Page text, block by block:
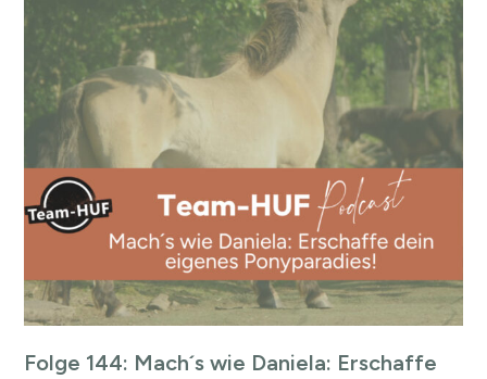
Folge 144: Mach´s wie Daniela: Erschaffe